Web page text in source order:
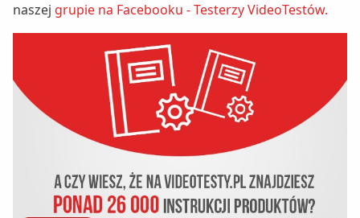
naszej grupie na Facebooku - Testerzy VideoTestów.